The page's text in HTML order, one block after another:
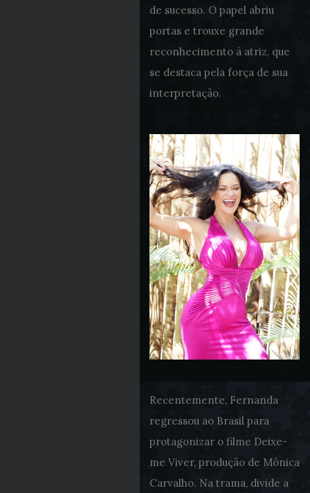
de sucesso. O papel abriu
portas e trouxe grande
reconhecimento à atriz, que
se destaca pela força de sua
interpretação.
Recentemente, Fernanda
regressou ao Brasil para
protagonizar o filme Deixe-
me Viver, produção de Mônica
Carvalho. Na trama, divide a